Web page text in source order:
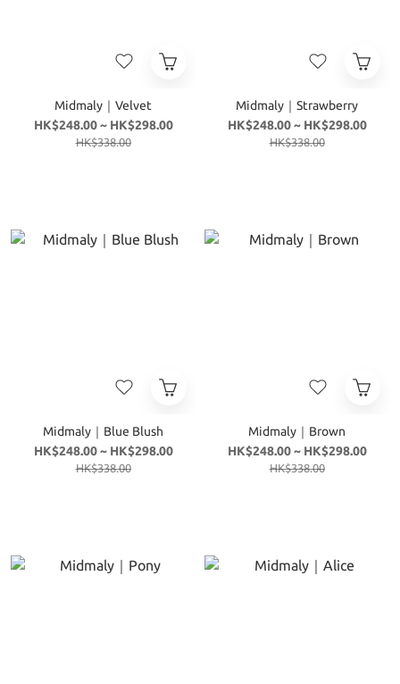
Midmaly｜Velvet
HK$248.00 ~ HK$298.00
HK$338.00
Midmaly｜Strawberry
HK$248.00 ~ HK$298.00
HK$338.00
Midmaly｜Blue Blush
HK$248.00 ~ HK$298.00
HK$338.00
Midmaly｜Brown
HK$248.00 ~ HK$298.00
HK$338.00